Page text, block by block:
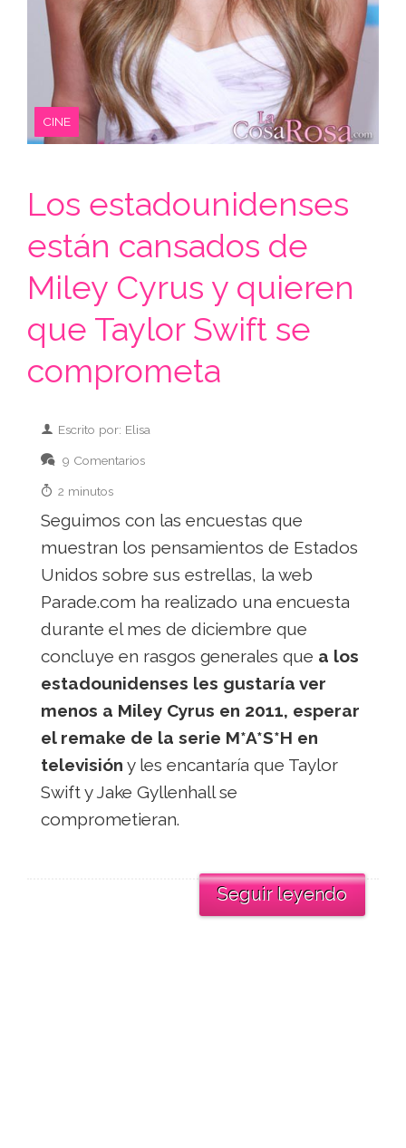
CINE
Los estadounidenses
están cansados de
Miley Cyrus y quieren
que Taylor Swift se
comprometa
Escrito por: Elisa
9 Comentarios
2 minutos
Seguimos con las encuestas que
muestran los pensamientos de Estados
Unidos sobre sus estrellas, la web
Parade.com ha realizado una encuesta
durante el mes de diciembre que
concluye en rasgos generales que a los
estadounidenses les gustaría ver
menos a Miley Cyrus en 2011, esperar
el remake de la serie M*A*S*H en
televisión y les encantaría que Taylor
Swift y Jake Gyllenhall se
comprometieran.
Seguir leyendo